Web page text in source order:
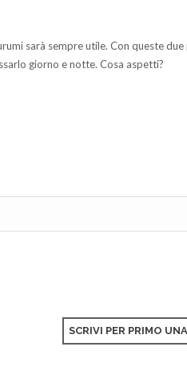
sarà sempre utile. Con queste due
giorno e notte. Cosa aspetti?
SCRIVI PER PRIMO